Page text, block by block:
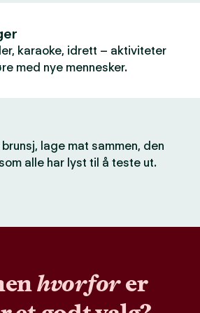
karaoke, idrett – aktiviteter
med nye mennesker.
lage mat sammen, den
alle har lyst til å teste ut.
hvorforer